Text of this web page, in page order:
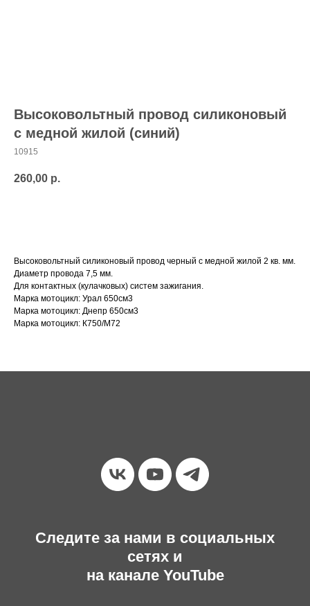
Высоковольтный провод силиконовый
с медной жилой (синий)
10915
260,00 р.
Высоковольтный силиконовый провод черный с медной жилой 2 кв. мм.
Диаметр провода 7,5 мм.
Для контактных (кулачковых) систем зажигания.
Марка мотоцикл: Урал 650см3
Марка мотоцикл: Днепр 650см3
Марка мотоцикл: К750/М72
Следите за нами в социальных
сетях и
на канале YouTube